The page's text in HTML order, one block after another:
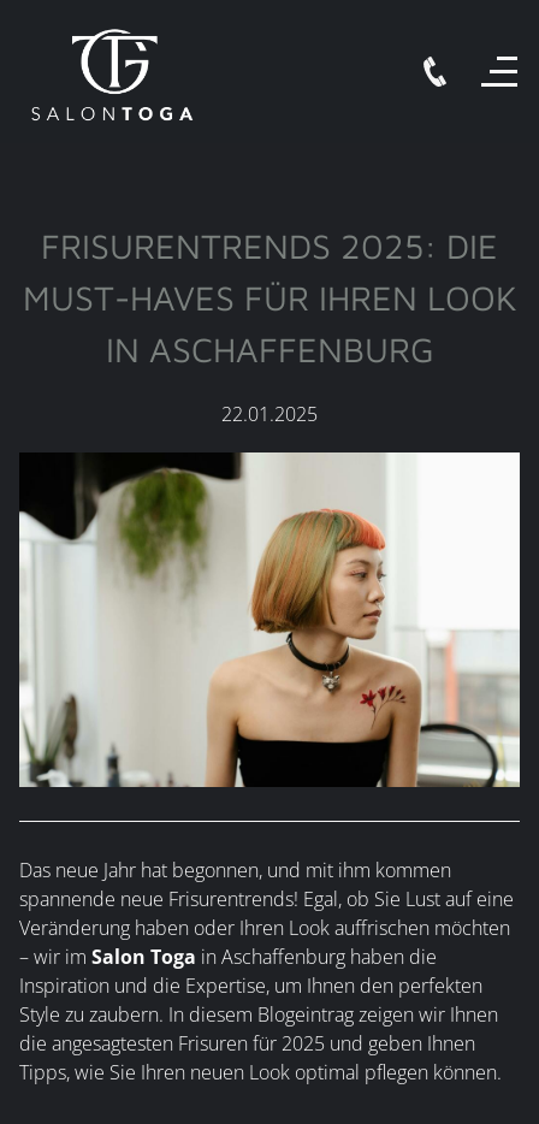
FRISURENTRENDS 2025: DIE
MUST-HAVES FÜR IHREN LOOK
IN ASCHAFFENBURG
22.01.2025
Das neue Jahr hat begonnen, und mit ihm kommen
spannende neue Frisurentrends! Egal, ob Sie Lust auf eine
Veränderung haben oder Ihren Look auffrischen möchten
– wir im Salon Toga in Aschaffenburg haben die
Inspiration und die Expertise, um Ihnen den perfekten
Style zu zaubern. In diesem Blogeintrag zeigen wir Ihnen
die angesagtesten Frisuren für 2025 und geben Ihnen
Tipps, wie Sie Ihren neuen Look optimal pflegen können.